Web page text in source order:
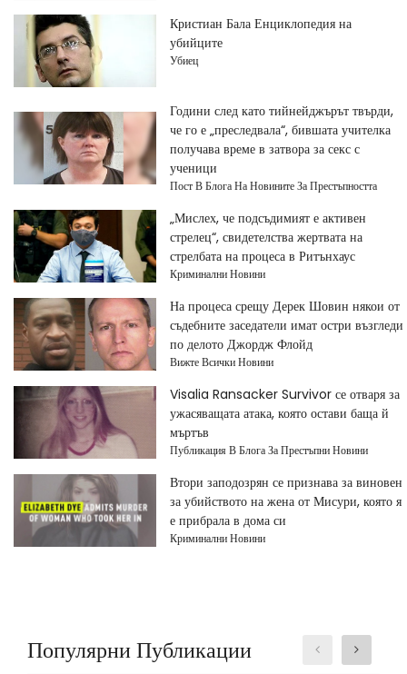
Кристиан Бала Енциклопедия на
убийците
Убиец
Години след като тийнейджърът твърди,
че го е „преследвала“, бившата учителка
получава време в затвора за секс с
ученици
Пост В Блога На Новините За Престъпността
„Мислех, че подсъдимият е активен
стрелец“, свидетелства жертвата на
стрелбата на процеса в Ритънхаус
Криминални Новини
На процеса срещу Дерек Шовин някои от
съдебните заседатели имат остри възгледи
по делото Джордж Флойд
Вижте Всички Новини
Visalia Ransacker Survivor се отваря за
ужасяващата атака, която остави баща й
мъртъв
Публикация В Блога За Престъпни Новини
Втори заподозрян се признава за виновен
за убийството на жена от Мисури, която я
е прибрала в дома си
Криминални Новини
Популярни Публикации